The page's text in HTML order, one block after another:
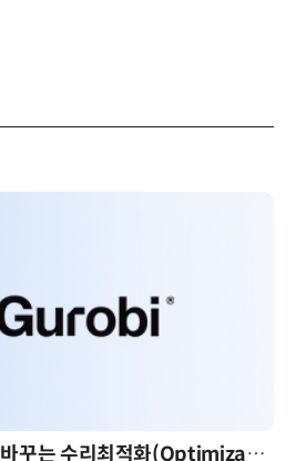
: 폭증하는 AI 토큰 비용 관리 전략